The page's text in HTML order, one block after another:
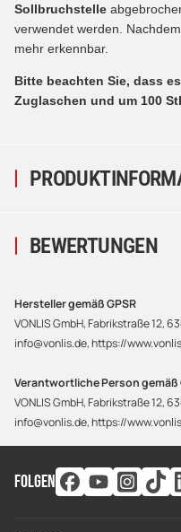
Sollbruchstelle
verwendet werden.
mehr erkennbar.
Bitte beachten Sie, dass
Zuglaschen und um 100
BEWERTUNGEN
Hersteller gemäß GPSR
VONLIS GmbH, Fabrikstraße 12,
info@vonlis.de, https://
Verantwortliche Person gemäß
VONLIS GmbH, Fabrikstraße 12,
info@vonlis.de, https://
FOLGEN